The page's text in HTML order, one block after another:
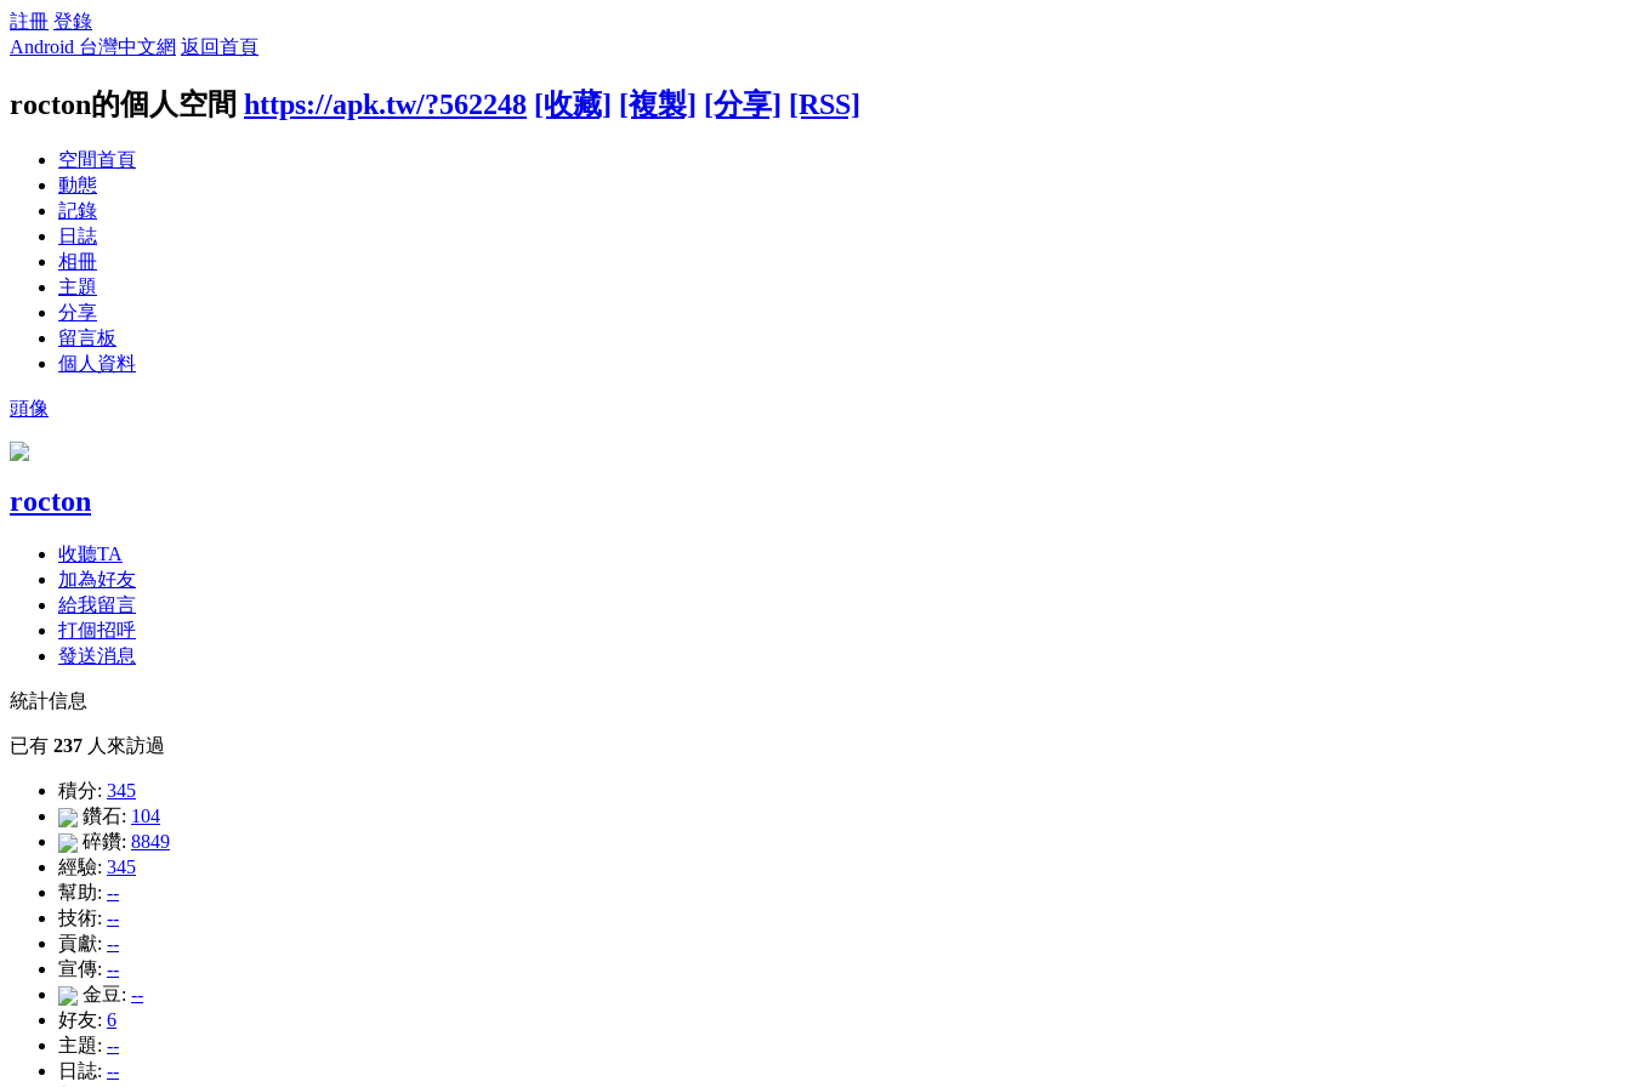
註冊 登錄
Android 台灣中文網 返回首頁
rocton的個人空間 https://apk.tw/?562248 [收藏] [複製] [分享] [RSS]
空間首頁
動態
記錄
日誌
相冊
主題
分享
留言板
個人資料
頭像
rocton
收聽TA
加為好友
給我留言
打個招呼
發送消息
統計信息
已有 237 人來訪過
積分: 345
鑽石: 104
碎鑽: 8849
經驗: 345
幫助: --
技術: --
貢獻: --
宣傳: --
金豆: --
好友: 6
主題: --
日誌: --